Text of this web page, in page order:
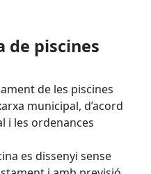
de piscines
de les piscines
municipal, d’acord
i les ordenances
es dissenyi sense